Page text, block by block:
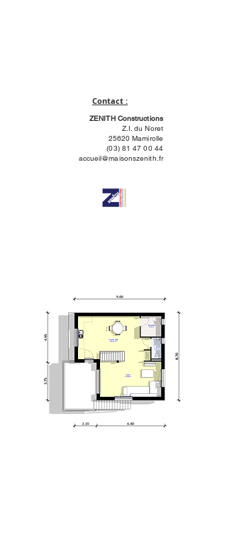
Contact :
ZENITH Constructions
Z.I. du Noret
25620 Mamirolle
(03) 81 47 00 44
accueil@maisonszenith.fr